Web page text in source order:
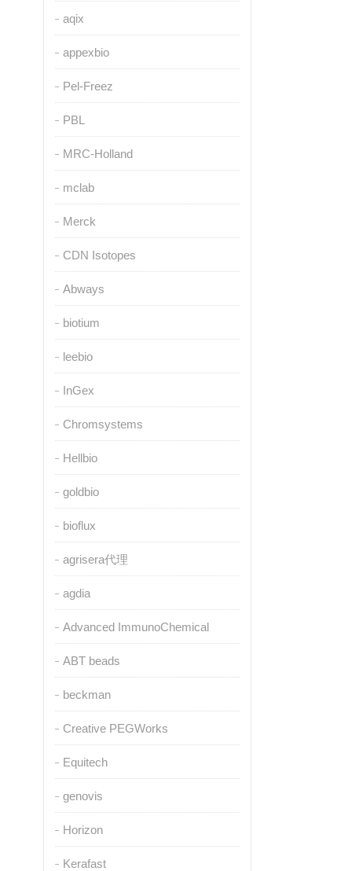
aqix
appexbio
Pel-Freez
PBL
MRC-Holland
mclab
Merck
CDN Isotopes
Abways
biotium
leebio
InGex
Chromsystems
Hellbio
goldbio
bioflux
agrisera代理
agdia
Advanced ImmunoChemical
ABT beads
beckman
Creative PEGWorks
Equitech
genovis
Horizon
Kerafast